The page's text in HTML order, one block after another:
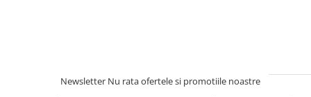
Newsletter Nu rata ofertele si promotiile noastre